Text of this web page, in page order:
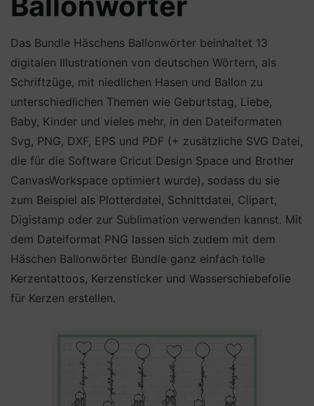
Das Bundle Häschens Ballonwörter beinhaltet 13
digitalen Illustrationen von deutschen Wörtern, als
Schriftzüge, mit niedlichen Hasen und Ballon zu
unterschiedlichen Themen wie Geburtstag, Liebe,
Baby, Kinder und vieles mehr, in den Dateiformaten
Svg, PNG, DXF, EPS und PDF (+ zusätzliche SVG Datei,
die für die Software Cricut Design Space und Brother
CanvasWorkspace optimiert wurde), sodass du sie
zum Beispiel als Plotterdatei, Schnittdatei, Clipart,
Digistamp oder zur Sublimation verwenden kannst. Mit
dem Dateiformat PNG lassen sich zudem mit dem
Häschen Ballonwörter Bundle ganz einfach tolle
Kerzentattoos, Kerzensticker und Wasserschiebefolie
für Kerzen erstellen.